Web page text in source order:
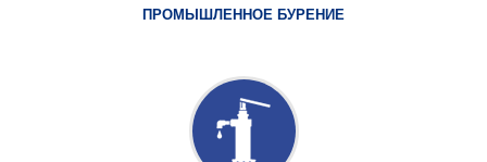
ПРОМЫШЛЕННОЕ БУРЕНИЕ